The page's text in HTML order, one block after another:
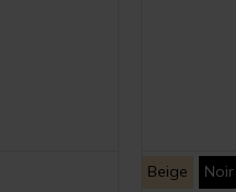
Beige Noir